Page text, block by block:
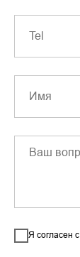
Я согласен с